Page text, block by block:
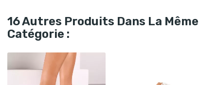
16 Autres Produits Dans La Même
Catégorie :